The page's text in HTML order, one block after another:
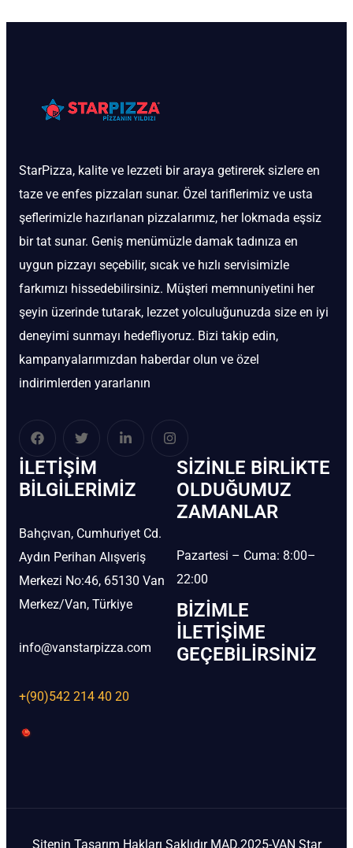
StarPizza, kalite ve lezzeti bir araya getirerek sizlere en
taze ve enfes pizzaları sunar. Özel tariflerimiz ve usta
şeflerimizle hazırlanan pizzalarımız, her lokmada eşsiz
bir tat sunar. Geniş menümüzle damak tadınıza en
uygun pizzayı seçebilir, sıcak ve hızlı servisimizle
farkımızı hissedebilirsiniz. Müşteri memnuniyetini her
şeyin üzerinde tutarak, lezzet yolculuğunuzda size en iyi
deneyimi sunmayı hedefliyoruz. Bizi takip edin,
kampanyalarımızdan haberdar olun ve özel
indirimlerden yararlanın
İLETIŞIM
BİLGILERIMIZ
Bahçıvan, Cumhuriyet Cd.
Aydın Perihan Alışveriş
Merkezi No:46, 65130 Van
Merkez/Van, Türkiye
info@vanstarpizza.com
+(90)542 214 40 20
SIZINLE BIRLIKTE
OLDUĞUMUZ
ZAMANLAR
Pazartesi – Cuma: 8:00–
22:00
BIZIMLE
İLETIŞIME
GEÇEBILIRSINIZ
Sitenin Tasarım Hakları Saklıdır MAD.2025-VAN Star